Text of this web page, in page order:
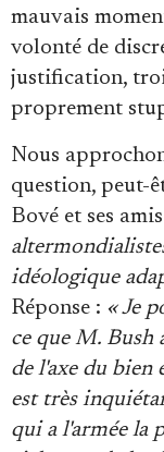
mauvais
volonté de
justification,
proprement
Nous
question, peut-
Bové et ses
idéologique
Réponse : « Je
ce que M. Bush
de l'axe du bien
est très
qui a l'armée la